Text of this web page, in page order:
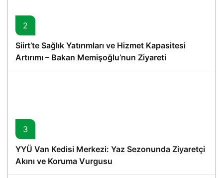
2
Siirt’te Sağlık Yatırımları ve Hizmet Kapasitesi
Artırımı – Bakan Memişoğlu’nun Ziyareti
3
YYÜ Van Kedisi Merkezi: Yaz Sezonunda Ziyaretçi
Akını ve Koruma Vurgusu